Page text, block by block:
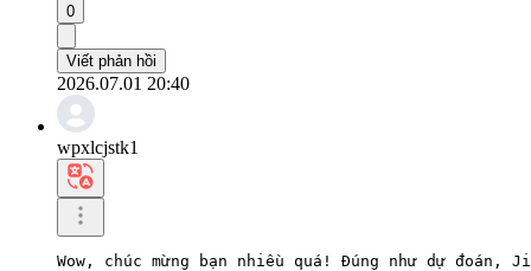
0
Viết phản hồi
2026.07.01 20:40
wpxlcjstk1
Wow, chúc mừng bạn nhiều quá! Đúng như dự